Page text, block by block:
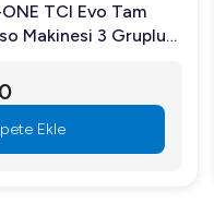
TCI Evo Tam
Makinesi 3 Gruplu
Ekle